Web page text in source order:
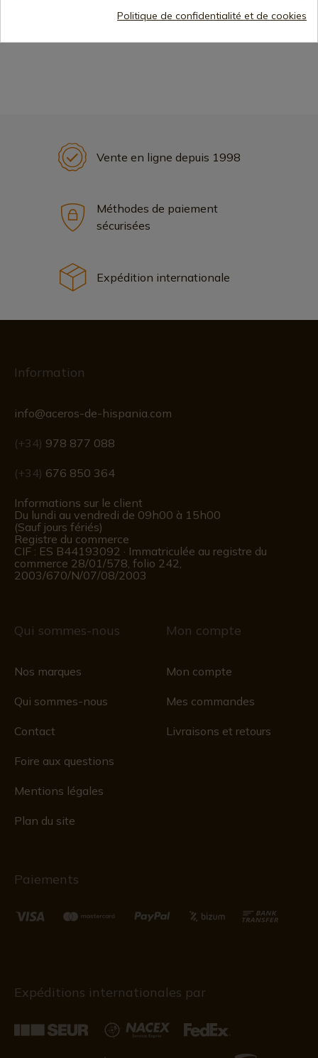
Vente en ligne depuis 1998
Méthodes de paiement
sécurisées
Expédition internationale
Information
info@aceros-de-hispania.com
(+34) 978 877 088
(+34) 676 850 364
Informations sur le client
Du lundi au vendredi de 09h00 à 15h00
(Sauf jours fériés)
Registre du commerce
CIF : ES B44193092 · Immatriculée au registre du
commerce 28/01/578, folio 242,
2003/670/N/07/08/2003
Qui sommes-nous
Nos marques
Qui sommes-nous
Contact
Foire aux questions
Mentions légales
Plan du site
Mon compte
Mon compte
Mes commandes
Livraisons et retours
Paiements
Expéditions internationales par
Politique de confidentialité et de cookies